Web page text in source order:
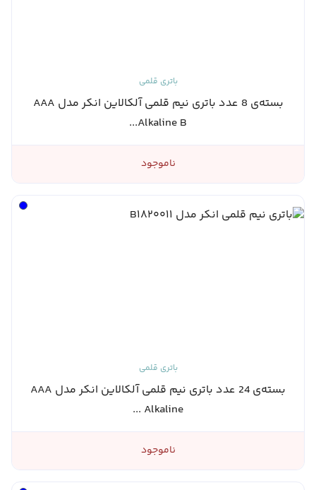
باتری قلمی
بسته‌ی 8 عدد باتری نیم قلمی آلکالاین انکر مدل AAA
Alkaline B...
ناموجود
باتری قلمی
بسته‌ی 24 عدد باتری نیم قلمی آلکالاین انکر مدل AAA
Alkaline ...
ناموجود